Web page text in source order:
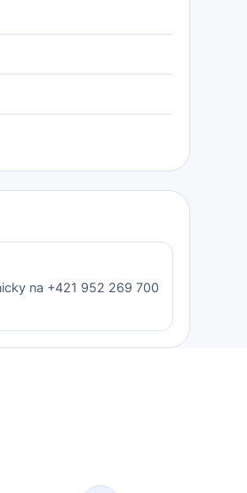
na +421 952 269 700